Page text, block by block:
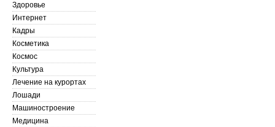
Здоровье
Интернет
Кадры
Косметика
Космос
Культура
Лечение на курортах
Лошади
Машиностроение
Медицина